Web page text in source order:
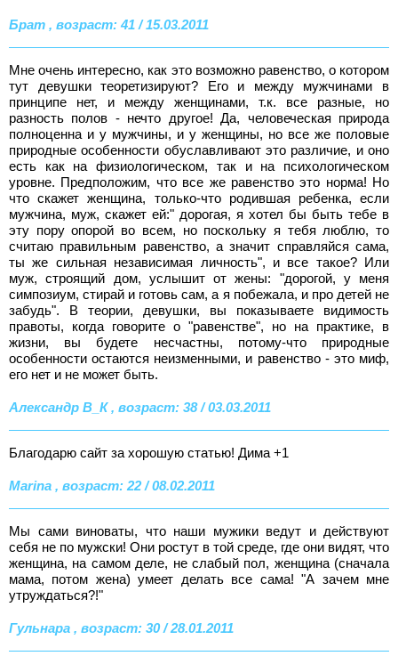
Брат , возраст: 41 / 15.03.2011
Мне очень интересно, как это возможно равенство, о котором
тут девушки теоретизируют? Его и между мужчинами в
принципе нет, и между женщинами, т.к. все разные, но
разность полов - нечто другое! Да, человеческая природа
полноценна и у мужчины, и у женщины, но все же половые
природные особенности обуславливают это различие, и оно
есть как на физиологическом, так и на психологическом
уровне. Предположим, что все же равенство это норма! Но
что скажет женщина, только-что родившая ребенка, если
мужчина, муж, скажет ей:" дорогая, я хотел бы быть тебе в
эту пору опорой во всем, но поскольку я тебя люблю, то
считаю правильным равенство, а значит справляйся сама,
ты же сильная независимая личность", и все такое? Или
муж, строящий дом, услышит от жены: "дорогой, у меня
симпозиум, стирай и готовь сам, а я побежала, и про детей не
забудь". В теории, девушки, вы показываете видимость
правоты, когда говорите о "равенстве", но на практике, в
жизни, вы будете несчастны, потому-что природные
особенности остаются неизменными, и равенство - это миф,
его нет и не может быть.
Александр В_К , возраст: 38 / 03.03.2011
Благодарю сайт за хорошую статью! Дима +1
Marina , возраст: 22 / 08.02.2011
Мы сами виноваты, что наши мужики ведут и действуют
себя не по мужски! Они ростут в той среде, где они видят, что
женщина, на самом деле, не слабый пол, женщина (сначала
мама, потом жена) умеет делать все сама! "А зачем мне
утруждаться?!"
Гульнара , возраст: 30 / 28.01.2011